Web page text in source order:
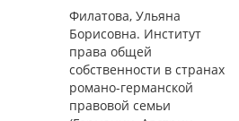
Филатова, Ульяна
Борисовна. Институт
права общей
собственности в странах
романо-германской
правовой семьи